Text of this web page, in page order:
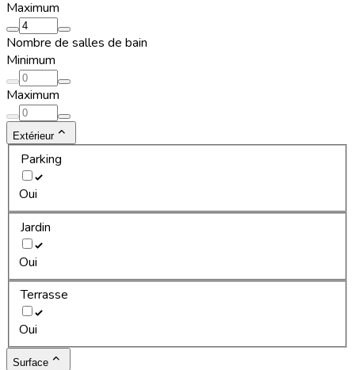
Maximum
Nombre de salles de bain
Minimum
Maximum
Extérieur
Parking
Oui
Jardin
Oui
Terrasse
Oui
Surface